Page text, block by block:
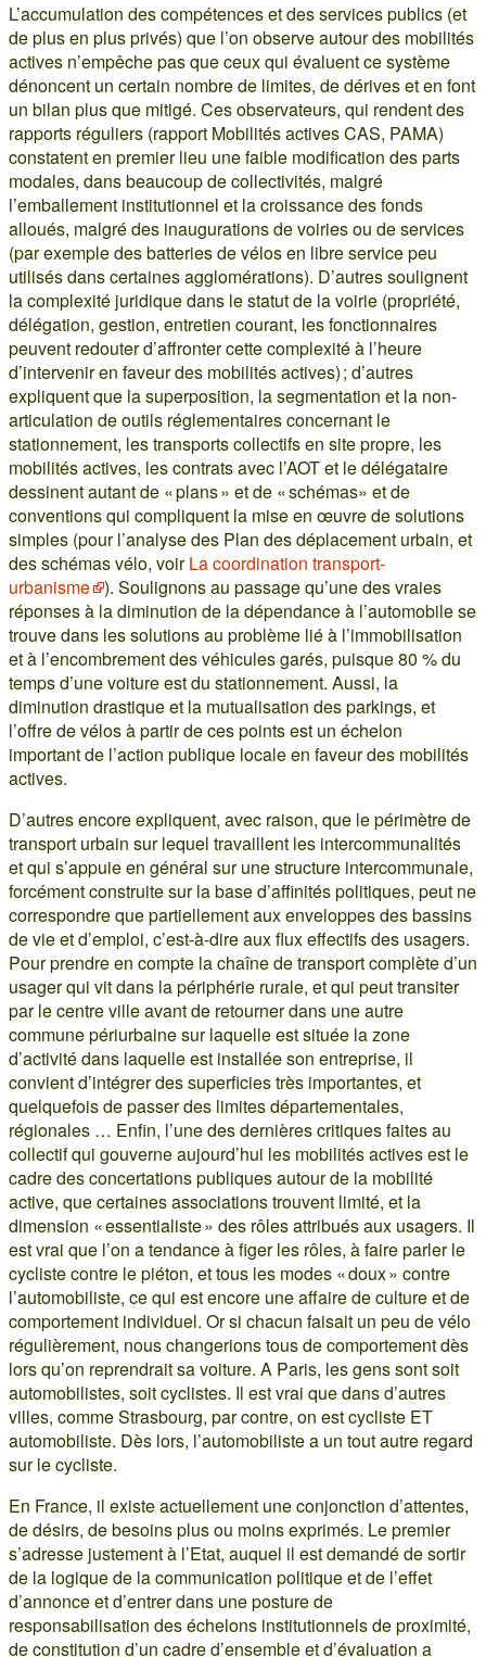
L’accumulation des compétences et des services publics (et
de plus en plus privés) que l’on observe autour des mobilités
actives n’empêche pas que ceux qui évaluent ce système
dénoncent un certain nombre de limites, de dérives et en font
un bilan plus que mitigé. Ces observateurs, qui rendent des
rapports réguliers (rapport Mobilités actives CAS, PAMA)
constatent en premier lieu une faible modification des parts
modales, dans beaucoup de collectivités, malgré
l’emballement institutionnel et la croissance des fonds
alloués, malgré des inaugurations de voiries ou de services
(par exemple des batteries de vélos en libre service peu
utilisés dans certaines agglomérations). D’autres soulignent
la complexité juridique dans le statut de la voirie (propriété,
délégation, gestion, entretien courant, les fonctionnaires
peuvent redouter d’affronter cette complexité à l’heure
d’intervenir en faveur des mobilités actives) ; d’autres
expliquent que la superposition, la segmentation et la non-
articulation de outils réglementaires concernant le
stationnement, les transports collectifs en site propre, les
mobilités actives, les contrats avec l’AOT et le délégataire
dessinent autant de « plans » et de « schémas» et de
conventions qui compliquent la mise en œuvre de solutions
simples (pour l’analyse des Plan des déplacement urbain, et
des schémas vélo, voirLa coordination transport-
urbanisme ). Soulignons au passage qu’une des vraies
réponses à la diminution de la dépendance à l’automobile se
trouve dans les solutions au problème lié à l’immobilisation
et à l’encombrement des véhicules garés, puisque 80 % du
temps d’une voiture est du stationnement. Aussi, la
diminution drastique et la mutualisation des parkings, et
l’offre de vélos à partir de ces points est un échelon
important de l’action publique locale en faveur des mobilités
actives.
D’autres encore expliquent, avec raison, que le périmètre de
transport urbain sur lequel travaillent les intercommunalités
et qui s’appuie en général sur une structure intercommunale,
forcément construite sur la base d’affinités politiques, peut ne
correspondre que partiellement aux enveloppes des bassins
de vie et d’emploi, c’est-à-dire aux flux effectifs des usagers.
Pour prendre en compte la chaîne de transport complète d’un
usager qui vit dans la périphérie rurale, et qui peut transiter
par le centre ville avant de retourner dans une autre
commune périurbaine sur laquelle est située la zone
d’activité dans laquelle est installée son entreprise, il
convient d’intégrer des superficies très importantes, et
quelquefois de passer des limites départementales,
régionales … Enfin, l’une des dernières critiques faites au
collectif qui gouverne aujourd’hui les mobilités actives est le
cadre des concertations publiques autour de la mobilité
active, que certaines associations trouvent limité, et la
dimension « essentialiste » des rôles attribués aux usagers. Il
est vrai que l’on a tendance à figer les rôles, à faire parler le
cycliste contre le piéton, et tous les modes « doux » contre
l’automobiliste, ce qui est encore une affaire de culture et de
comportement individuel. Or si chacun faisait un peu de vélo
régulièrement, nous changerions tous de comportement dès
lors qu’on reprendrait sa voiture. A Paris, les gens sont soit
automobilistes, soit cyclistes. Il est vrai que dans d’autres
villes, comme Strasbourg, par contre, on est cycliste ET
automobiliste. Dès lors, l’automobiliste a un tout autre regard
sur le cycliste.
En France, il existe actuellement une conjonction d’attentes,
de désirs, de besoins plus ou moins exprimés. Le premier
s’adresse justement à l’Etat, auquel il est demandé de sortir
de la logique de la communication politique et de l’effet
d’annonce et d’entrer dans une posture de
responsabilisation des échelons institutionnels de proximité,
de constitution d’un cadre d’ensemble et d’évaluation a